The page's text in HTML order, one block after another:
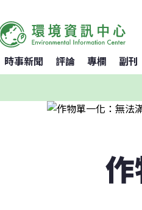
時事新聞 評論 專欄 副刊